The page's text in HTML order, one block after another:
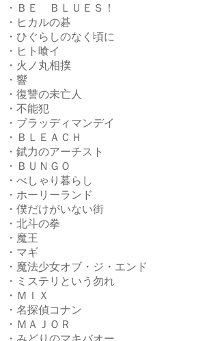
・ＢＥ ＢＬＵＥＳ！
・ヒカルの碁
・ひぐらしのなく頃に
・ヒト喰イ
・火ノ丸相撲
・響
・復讐の未亡人
・不能犯
・ブラッディマンデイ
・ＢＬＥＡＣＨ
・錻力のアーチスト
・ＢＵＮＧＯ
・べしゃり暮らし
・ホーリーランド
・僕だけがいない街
・北斗の拳
・魔王
・マギ
・魔法少女オブ・ジ・エンド
・ミステリという勿れ
・ＭＩＸ
・名探偵コナン
・ＭＡＪＯＲ
・みどりのマキバオー